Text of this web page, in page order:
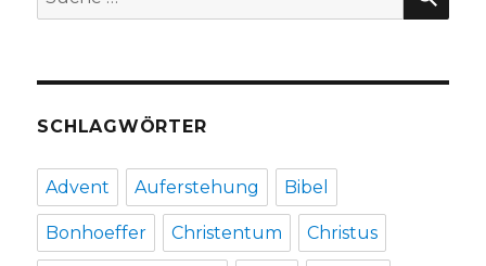
nach:
SCHLAGWÖRTER
Advent Auferstehung Bibel
Bonhoeffer Christentum Christus